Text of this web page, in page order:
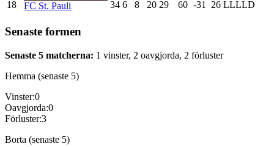
18
FC St. Pauli 34 6 8 20 29 60 -31 26 LLLLD
Senaste formen
Senaste 5 matcherna: 1 vinster, 2 oavgjorda, 2 förluster
Hemma (senaste 5)
Vinster:0
Oavgjorda:0
Förluster:3
Borta (senaste 5)